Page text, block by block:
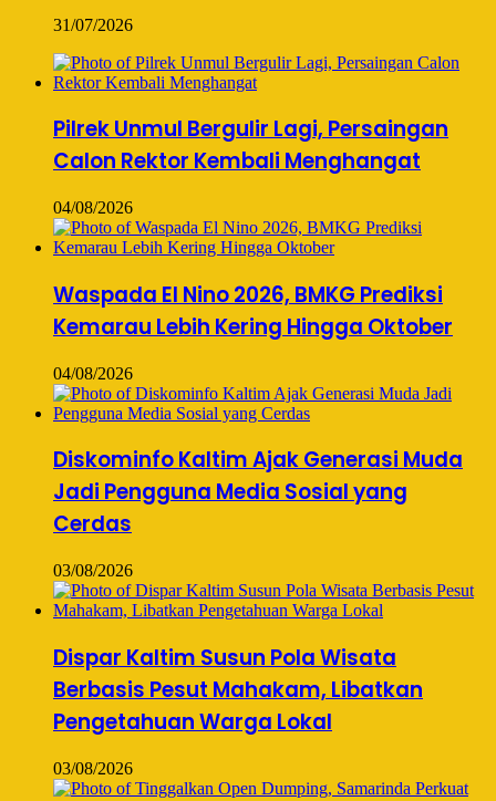
31/07/2026
Pilrek Unmul Bergulir Lagi, Persaingan
Calon Rektor Kembali Menghangat
04/08/2026
Waspada El Nino 2026, BMKG Prediksi
Kemarau Lebih Kering Hingga Oktober
04/08/2026
Diskominfo Kaltim Ajak Generasi Muda
Jadi Pengguna Media Sosial yang
Cerdas
03/08/2026
Dispar Kaltim Susun Pola Wisata
Berbasis Pesut Mahakam, Libatkan
Pengetahuan Warga Lokal
03/08/2026